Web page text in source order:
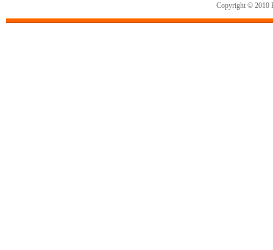
Copyright © 2010